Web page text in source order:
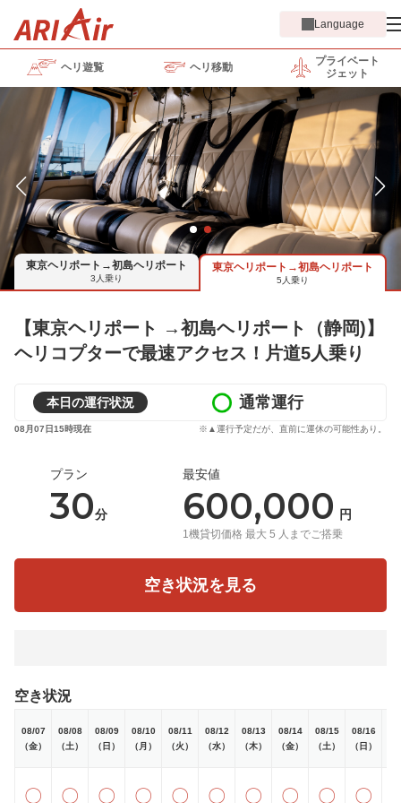
Language
ヘリ遊覧 ヘリ移動
プライベート
ジェット
東京ヘリポート→初島ヘリポート
3人乗り
東京ヘリポート→初島ヘリポート
5人乗り
【東京ヘリポート →初島ヘリポート（静岡)】
ヘリコプターで最速アクセス！片道5人乗り
本日の運行状況 通常運行
08月07日15時現在 ※▲運行予定だが、直前に運休の可能性あり。
空き状況
08/07
（金）
08/08
（土）
08/09
（日）
08/10
（月）
08/11
（火）
08/12
（水）
08/13
（木）
08/14
（金）
08/15
（土）
08/16
（日）
〇 〇 〇 〇 〇 〇 〇 〇 〇 〇
プラン
30分
最安値
600,000 円
1機貸切価格 最大 5 人までご搭乗
空き状況を見る